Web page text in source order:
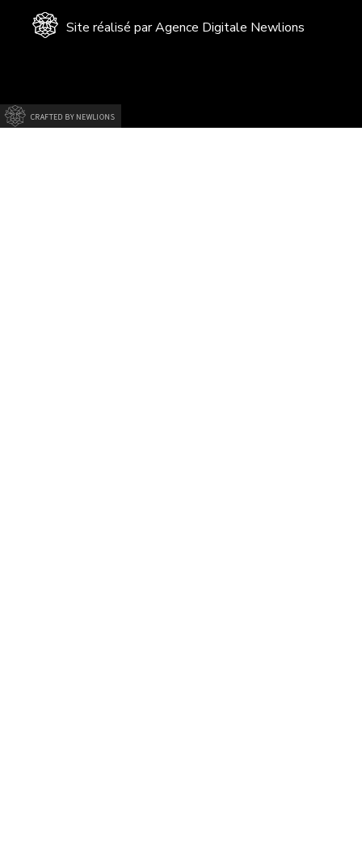
Site réalisé par Agence Digitale Newlions